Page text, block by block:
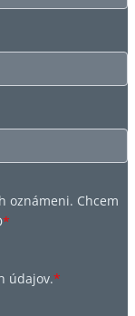
oznámeni. Chcem
*
údajov.*